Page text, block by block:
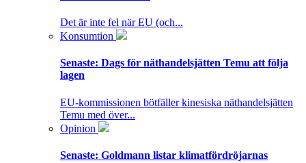
Det är inte fel när EU (och...
Konsumtion
Senaste: Dags för näthandelsjätten Temu att följa
lagen
EU-kommissionen bötfäller kinesiska näthandelsjätten
Temu med över...
Opinion
Senaste: Goldmann listar klimatfördröjarnas